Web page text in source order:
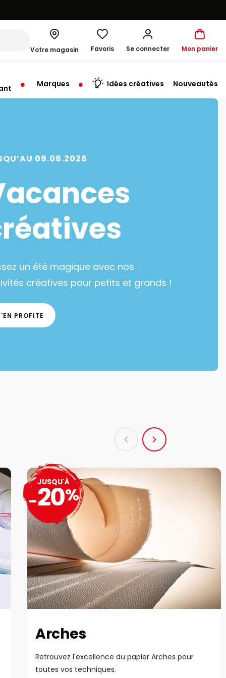
Votre magasin
à 09:30
Favoris Se connecter Mon panier
Marques Idées créatives Nouveautés
09.08.2026
un été magique avec nos
créatives pour petits et grands !
PROFITE
Arches
Retrouvez l'excellence du papier Arches pour
toutes vos techniques.
JUSQU'À
-20%